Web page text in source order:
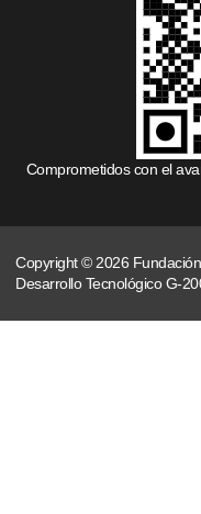
Comprometidos con el
Copyright © 2026
Desarrollo Tecnológico G-